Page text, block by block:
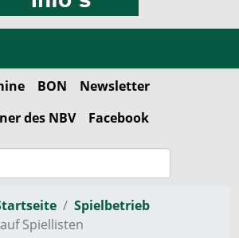
BON
Newsletter
des NBV
Facebook
Spielbetrieb
Spiellisten